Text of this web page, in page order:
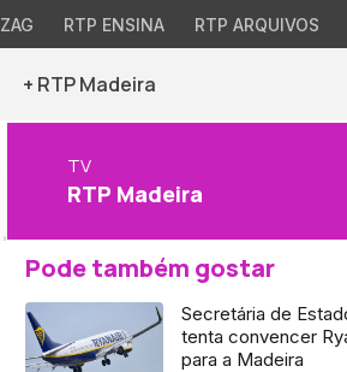
RTP ENSINA RTP ARQUIVOS
+ RTP Madeira
TV
RTP Madeira
Pode também gostar
Secretária de
tenta convencer
para a Madeira